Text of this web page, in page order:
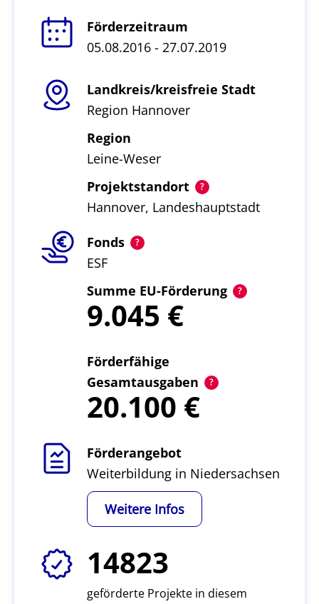
Förderzeitraum
05.08.2016 - 27.07.2019
Landkreis/kreisfreie Stadt
Region Hannover
Region
Leine-Weser
Projektstandort
Hannover, Landeshauptstadt
Fonds
ESF
Summe EU-Förderung
9.045
Förderfähige
Gesamtausgaben
20.100
Förderangebot
Weiterbildung in Niedersachsen
Weitere Infos
14823
geförderte Projekte in diesem